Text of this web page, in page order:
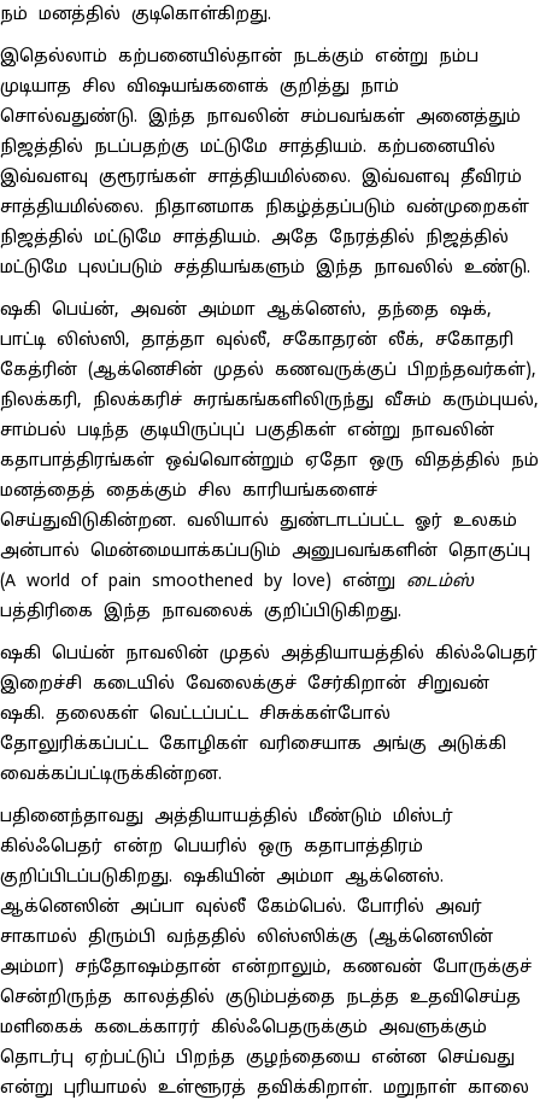
நம் மனத்தில் குடிகொள்கிறது.
இதெல்லாம் கற்பனையில்தான் நடக்கும் என்று நம்ப
முடியாத சில விஷயங்களைக் குறித்து நாம்
சொல்வதுண்டு. இந்த நாவலின் சம்பவங்கள் அனைத்தும்
நிஜத்தில் நடப்பதற்கு மட்டுமே சாத்தியம். கற்பனையில்
இவ்வளவு குரூரங்கள் சாத்தியமில்லை. இவ்வளவு தீவிரம்
சாத்தியமில்லை. நிதானமாக நிகழ்த்தப்படும் வன்முறைகள்
நிஜத்தில் மட்டுமே சாத்தியம். அதே நேரத்தில் நிஜத்தில்
மட்டுமே புலப்படும் சத்தியங்களும் இந்த நாவலில் உண்டு.
ஷகி பெய்ன், அவன் அம்மா ஆக்னெஸ், தந்தை ஷக்,
பாட்டி லிஸ்ஸி, தாத்தா வுல்லீ, சகோதரன் லீக், சகோதரி
கேத்ரின் (ஆக்னெசின் முதல் கணவருக்குப் பிறந்தவர்கள்),
நிலக்கரி, நிலக்கரிச் சுரங்கங்களிலிருந்து வீசும் கரும்புயல்,
சாம்பல் படிந்த குடியிருப்புப் பகுதிகள் என்று நாவலின்
கதாபாத்திரங்கள் ஒவ்வொன்றும் ஏதோ ஒரு விதத்தில் நம்
மனத்தைத் தைக்கும் சில காரியங்களைச்
செய்துவிடுகின்றன. வலியால் துண்டாடப்பட்ட ஓர் உலகம்
அன்பால் மென்மையாக்கப்படும் அனுபவங்களின் தொகுப்பு
(A world of pain smoothened by love) என்று டைம்ஸ்
பத்திரிகை இந்த நாவலைக் குறிப்பிடுகிறது.
ஷகி பெய்ன் நாவலின் முதல் அத்தியாயத்தில் கில்ஃபெதர்
இறைச்சி கடையில் வேலைக்குச் சேர்கிறான் சிறுவன்
ஷகி. தலைகள் வெட்டப்பட்ட சிசுக்கள்போல்
தோலுரிக்கப்பட்ட கோழிகள் வரிசையாக அங்கு அடுக்கி
வைக்கப்பட்டிருக்கின்றன.
பதினைந்தாவது அத்தியாயத்தில் மீண்டும் மிஸ்டர்
கில்ஃபெதர் என்ற பெயரில் ஒரு கதாபாத்திரம்
குறிப்பிடப்படுகிறது. ஷகியின் அம்மா ஆக்னெஸ்.
ஆக்னெஸின் அப்பா வுல்லீ கேம்பெல். போரில் அவர்
சாகாமல் திரும்பி வந்ததில் லிஸ்ஸிக்கு (ஆக்னெஸின்
அம்மா) சந்தோஷம்தான் என்றாலும், கணவன் போருக்குச்
சென்றிருந்த காலத்தில் குடும்பத்தை நடத்த உதவிசெய்த
மளிகைக் கடைக்காரர் கில்ஃபெதருக்கும் அவளுக்கும்
தொடர்பு ஏற்பட்டுப் பிறந்த குழந்தையை என்ன செய்வது
என்று புரியாமல் உள்ளூரத் தவிக்கிறாள். மறுநாள் காலை